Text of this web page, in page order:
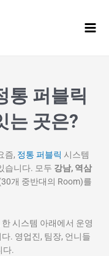
통 퍼블릭
는 곳은?
즘, 정통 퍼블릭 시스템
습니다. 모두 강남, 역삼
개 중반대의 Room)를
시스템 아래에서 운영
. 영업진, 팀장, 언니들
다.